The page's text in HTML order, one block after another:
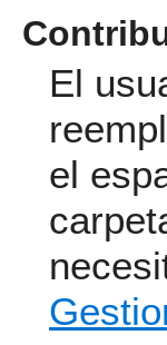
El
el